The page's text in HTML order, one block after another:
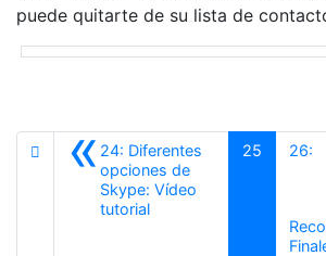
puede quitarte de su lista de
«24: Diferentes
opciones de
Skype: Vídeo
tutorialAnterior
25 26: